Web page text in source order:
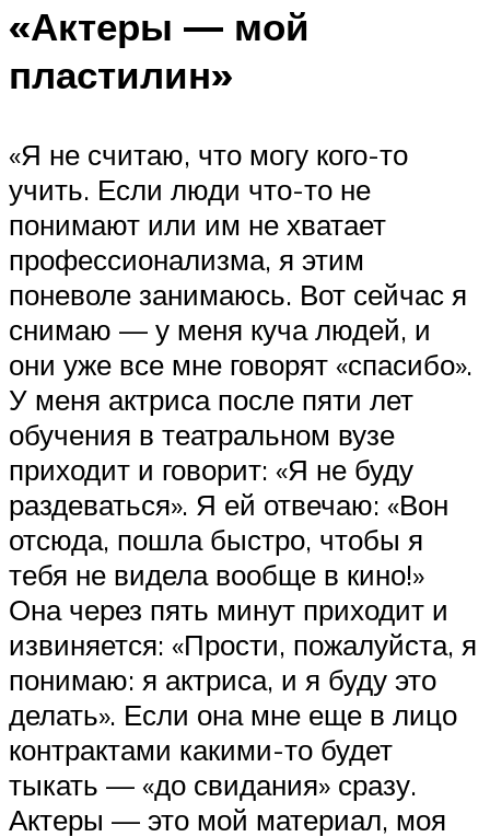
«Актеры — мой
пластилин»
«Я не считаю, что могу кого-то
учить. Если люди что-то не
понимают или им не хватает
профессионализма, я этим
поневоле занимаюсь. Вот сейчас я
снимаю — у меня куча людей, и
они уже все мне говорят «спасибо».
У меня актриса после пяти лет
обучения в театральном вузе
приходит и говорит: «Я не буду
раздеваться». Я ей отвечаю: «Вон
отсюда, пошла быстро, чтобы я
тебя не видела вообще в кино!»
Она через пять минут приходит и
извиняется: «Прости, пожалуйста, я
понимаю: я актриса, и я буду это
делать». Если она мне еще в лицо
контрактами какими-то будет
тыкать — «до свидания» сразу.
Актеры — это мой материал, моя